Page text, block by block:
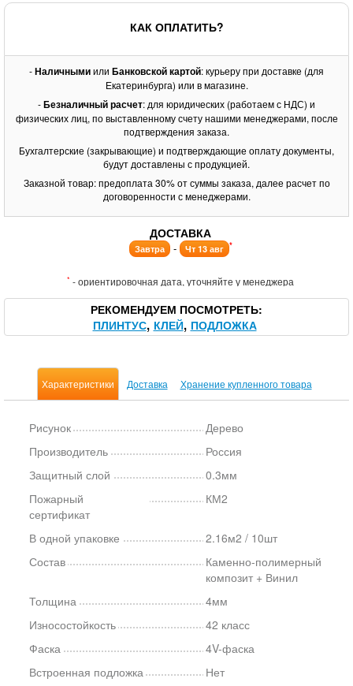
КАК ОПЛАТИТЬ?
-Наличнымиили Банковской картой: курьеру при доставке (для
Екатеринбурга) или в магазине.
-Безналичный расчет: для юридических (работаем с НДС) и
физических лиц, по выставленному счету нашими менеджерами, после
подтверждения заказа.
Бухгалтерские (закрывающие) и подтверждающие оплату документы,
будут доставлены с продукцией.
Заказной товар: предоплата 30% от суммы заказа, далее расчет по
договоренности с менеджерами.
ДОСТАВКА
Завтра - Чт 13 авг *
* - ориентировочная дата, уточняйте у менеджера
РЕКОМЕНДУЕМ ПОСМОТРЕТЬ
ПЛИНТУС КЛЕЙ ПОДЛОЖКА
Характеристики Доставка Хранение купленного товара
Рисунок
Дерево
Производитель
Россия
Защитный слой
0.3мм
Пожарный
сертификат
КМ2
В одной упаковке
2.16м2 / 10шт
Состав
Каменно-полимерный
композит + Винил
Толщина
4мм
Износостойкость
42 класс
Фаска
4V-фаска
Встроенная подложка
Нет